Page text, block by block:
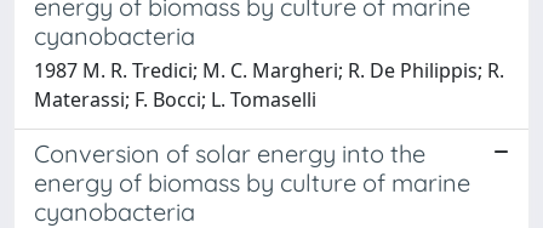
energy of biomass by culture of marine
cyanobacteria
1987 M. R. Tredici; M. C. Margheri; R. De Philippis; R.
Materassi; F. Bocci; L. Tomaselli
Conversion of solar energy into the
energy of biomass by culture of marine
cyanobacteria